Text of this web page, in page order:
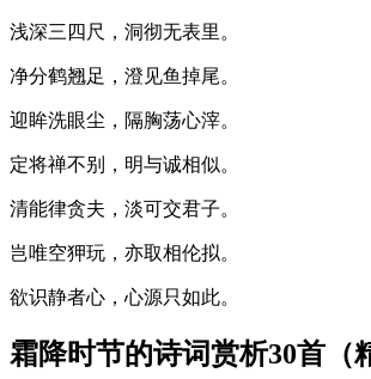
浅深三四尺，洞彻无表里。
净分鹤翘足，澄见鱼掉尾。
迎眸洗眼尘，隔胸荡心滓。
定将禅不别，明与诚相似。
清能律贪夫，淡可交君子。
岂唯空狎玩，亦取相伦拟。
欲识静者心，心源只如此。
霜降时节的诗词赏析30首（